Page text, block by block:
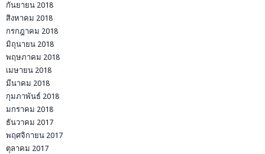
กันยายน 2018
สิงหาคม 2018
กรกฎาคม 2018
มิถุนายน 2018
พฤษภาคม 2018
เมษายน 2018
มีนาคม 2018
กุมภาพันธ์ 2018
มกราคม 2018
ธันวาคม 2017
พฤศจิกายน 2017
ตุลาคม 2017